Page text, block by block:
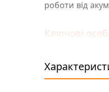
роботи від
Ключові